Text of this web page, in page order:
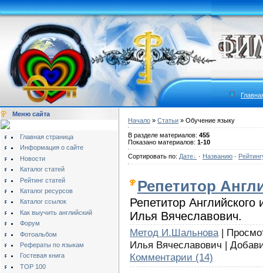
Меню сайта
Главная страница
Информация о сайте
Новости
Каталог статей
Рейтинг статей
Каталог ресурсов
Каталог ссылок
Как выучить английский
Форум
Фотоальбом
Рефераты по языкам
Гостевая книга
TOP 100
Начало » Статьи » Обучение языку
В разделе материалов: 455
Показано материалов: 1-10
Сортировать по: Дате · Названию ·
Репетитор
Репетитор
Илья Вячеславович.
Метод И.Шальнова |
Илья Вячеславович |
Комментарии (14)